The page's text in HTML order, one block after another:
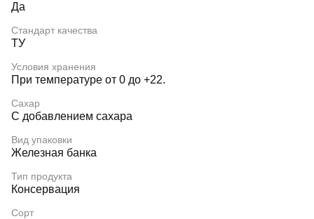
Да
Стандарт качества
ТУ
Условия хранения
При температуре от 0 до +22.
Сахар
С добавлением сахара
Вид упаковки
Железная банка
Тип продукта
Консервация
Сорт